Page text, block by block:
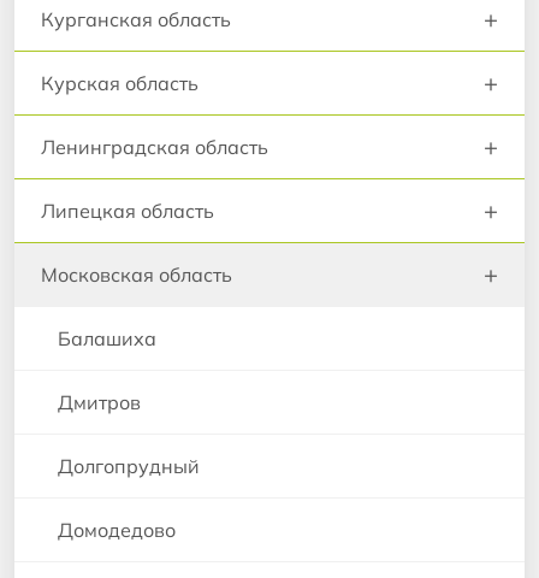
Курганская область +
Курская область +
Ленинградская область +
Липецкая область +
Московская область +
Балашиха
Дмитров
Долгопрудный
Домодедово